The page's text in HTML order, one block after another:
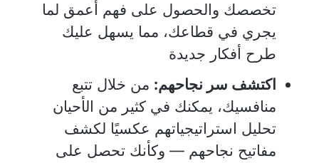
تخصصك والحصول على فهم أعمق لما
يجري في قطاعك، مما يسهل عليك
طرح أفكار جديدة
اكتشف سر نجاحهم: من خلال تتبع
منافسيك، يمكنك في كثير من الأحيان
تحليل استراتيجياتهم عكسيًا لكشف
مفاتيح نجاحهم — وكأنك تحصل على